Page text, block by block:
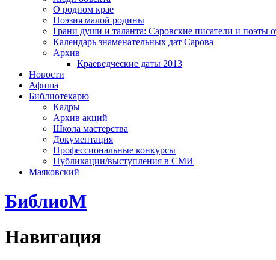
О родном крае
Поэзия малой родины
Грани души и таланта: Саровские писатели и поэты
Календарь знаменательных дат Сарова
Архив
Краеведческие даты 2013
Новости
Афиша
Библиотекарю
Кадры
Архив акций
Школа мастерства
Документация
Профессиональные конкурсы
Публикации/выступления в СМИ
Маяковский
БиблиоМ
Навигация